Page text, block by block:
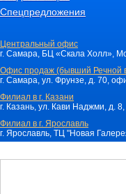
Спецпредложения
Центральный офис
г. Самара, БЦ «Скала Холл»,
Офис продаж (бывший Речной
г. Самара, ул. Фрунзе, д. 70,
Филиал в г. Казани
г. Казань, ул. Кави Наджми, д.
Филиал в г. Ярославль
г. Ярославль, ТЦ "Новая